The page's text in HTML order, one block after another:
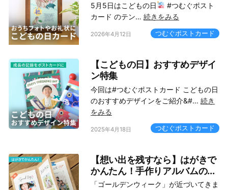
5月5日はこどもの日
#つむぐポスト
カード のテン…続きをみる
2026年4月12日 つむぐポストカード
【こどもの日】おすすめデザイ
ン特集
今回は#つむぐポストカード こどもの日
のおすすめデザインをご紹介&#…続き
をみる
2025年4月18日 つむぐポストカード
【想い出を残すなら】はがきで
かんたん！手作りアルバムの...
「ゴールデンウィーク」が近づいてきま